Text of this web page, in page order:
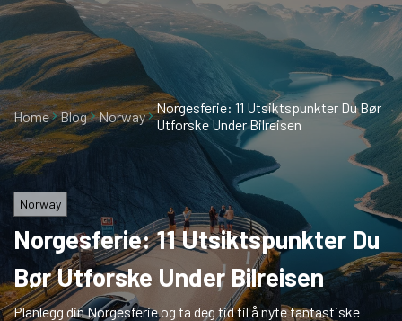
Delta
direkte
Hendelse
Om
oss
Blog
Ledige
stillinger
Gavekort
Home Blog Norway
Norgesferie: 11 Utsiktspunkter Du Bør
Utforske Under Bilreisen
Norway
Norgesferie: 11 Utsiktspunkter Du
Bør Utforske Under Bilreisen
Planlegg din Norgesferie og ta deg tid til å nyte fantastiske